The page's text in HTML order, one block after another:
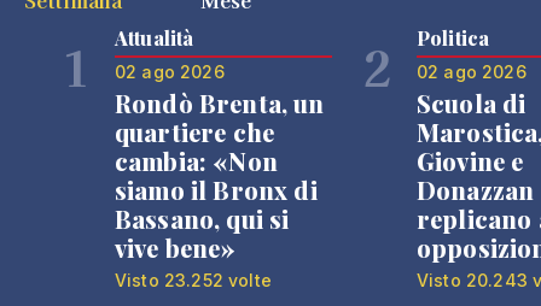
1 Attualità
02 ago 2026
Rondò Brenta, un
quartiere che
cambia: «Non
siamo il Bronx di
Bassano, qui si
vive bene»
Visto 23.252 volte
2 Politica
02 ago 2026
Scuola di
Giovine e
Donazzan
replicano
Visto 20.243